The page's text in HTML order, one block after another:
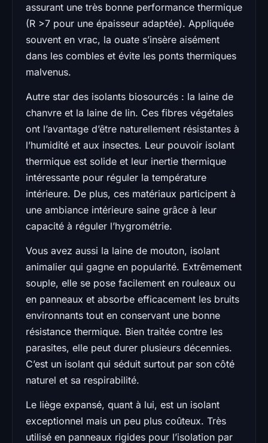
assurant une très bonne performance thermique
(R >7 pour une épaisseur adaptée). Appliquée
souvent en vrac, la ouate s’insère aisément
dans les combles et évite les ponts thermiques
malvenus.
Autre star des isolants biosourcés : la laine de
chanvre et la laine de lin. Ces fibres végétales
ont l’avantage d’être naturellement résistantes à
l’humidité et aux insectes. Leur pouvoir isolant
thermique est solide et leur inertie thermique
intéressante pour réguler la température
intérieure. De plus, ces matériaux participent à
une ambiance intérieure saine grâce à leur
capacité à réguler l’hygrométrie.
Vous avez aussi la laine de mouton, isolant
animalier qui gagne en popularité. Extrêmement
souple, elle se pose facilement en rouleaux ou
en panneaux et absorbe efficacement les bruits
environnants tout en conservant une bonne
résistance thermique. Bien traitée contre les
parasites, elle peut durer plusieurs décennies.
C’est un isolant qui séduit surtout par son côté
naturel et sa respirabilité.
Le liège expansé, quant à lui, est un isolant
exceptionnel mais un peu plus coûteux. Très
utilisé en panneaux rigides pour l’isolation par